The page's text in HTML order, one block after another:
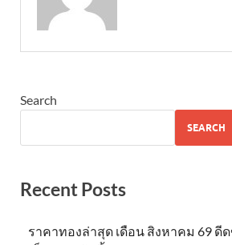
Search
SEARCH
Recent Posts
ราคาทองล่าสุด เดือน สิงหาคม 69 ดี